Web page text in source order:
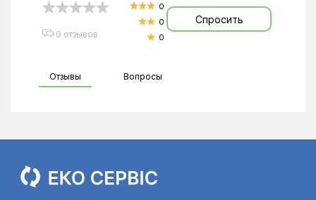
0 отзывов
0
0
0
Спросить
Отзывы Вопросы